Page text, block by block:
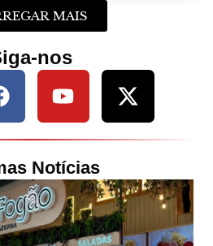
MAIS
nos
Notícias